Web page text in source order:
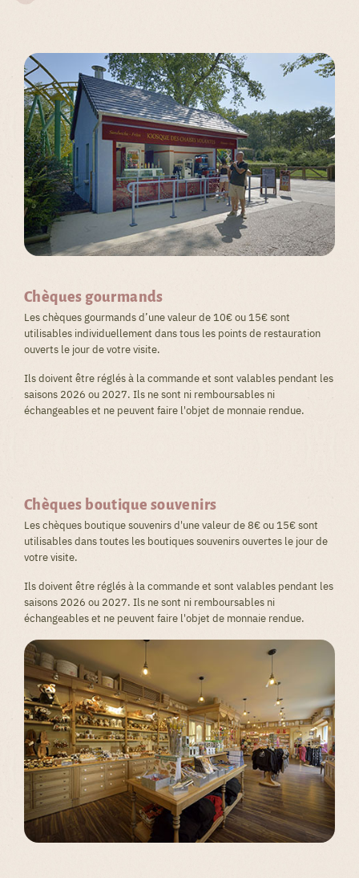
Chèques gourmands
Les chèques gourmands d’une valeur de 10€ ou 15€ sont
utilisables individuellement dans tous les points de restauration
ouverts le jour de votre visite.
Ils doivent être réglés à la commande et sont valables pendant les
saisons 2026 ou 2027. Ils ne sont ni remboursables ni
échangeables et ne peuvent faire l'objet de monnaie rendue.
Chèques boutique souvenirs
Les chèques boutique souvenirs d'une valeur de 8€ ou 15€ sont
utilisables dans toutes les boutiques souvenirs ouvertes le jour de
votre visite.
Ils doivent être réglés à la commande et sont valables pendant les
saisons 2026 ou 2027. Ils ne sont ni remboursables ni
échangeables et ne peuvent faire l'objet de monnaie rendue.